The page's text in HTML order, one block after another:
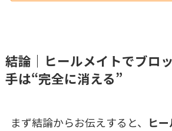
結論｜ヒールメイトでブロ
手は“完全に消える”
まず結論からお伝えすると、
ヒ